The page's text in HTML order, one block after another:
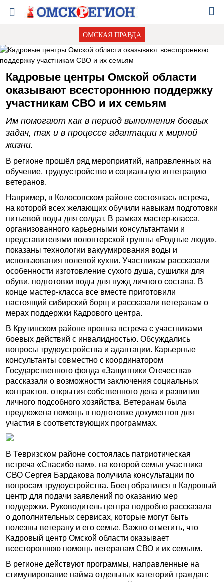
ОМСКАЯ ПРАВДА
Кадровые центры Омской области
оказывают всестороннюю поддержку
участникам СВО и их семьям
Им помогают как в период выполнения боевых
задач, так и в процессе адаптации к мирной
жизни.
В регионе прошёл ряд мероприятий, направленных на
обучение, трудоустройство и социальную интеграцию
ветеранов.
Например, в Колосовском районе состоялась встреча,
на которой всех желающих обучили навыкам подготовки
питьевой воды для солдат. В рамках мастер-класса,
организованного карьерными консультантами и
представителями волонтерской группы «Родные люди»,
показаны технологии вакуумирования воды и
использования полевой кухни. Участникам рассказали
особенности изготовление сухого душа, сушилки для
обуви, подготовки воды для нужд личного состава. В
конце мастер-класса все вместе приготовили
настоящий сибирский борщ и рассказали ветеранам о
мерах поддержки Кадрового центра.
В Крутинском районе прошла встреча с участниками
боевых действий с инвалидностью. Обсуждались
вопросы трудоустройства и адаптации. Карьерные
консультанты совместно с координатором
Государственного фонда «Защитники Отечества»
рассказали о возможности заключения социальных
контрактов, открытия собственного дела и развития
личного подсобного хозяйства. Ветеранам была
предложена помощь в подготовке документов для
участия в соответствующих программах.
В Тевризском районе состоялась патриотическая
встреча «Спасибо вам», на которой семья участника
СВО Сергея Бардакова получила консультации по
вопросам трудоустройства. Боец обратился в Кадровый
центр для подачи заявлений по оказанию мер
поддержки. Руководитель центра подробно рассказала
о дополнительных сервисах, которые могут быть
полезны ветерану и его семье. Важно отметить, что
Кадровый центр Омской области оказывает
всестороннюю помощь ветеранам СВО и их семьям.
В регионе действуют программы, направленные на
стимулирование найма отдельных категорий граждан: